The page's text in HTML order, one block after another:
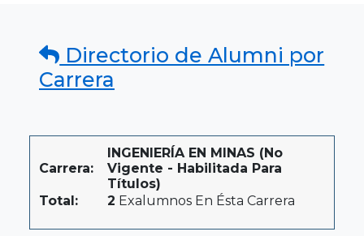
Directorio de Alumni por
Carrera
Carrera:
INGENIERÍA EN MINAS (No
Vigente - Habilitada Para
Títulos)
Total:
2 Exalumnos En Ésta Carrera